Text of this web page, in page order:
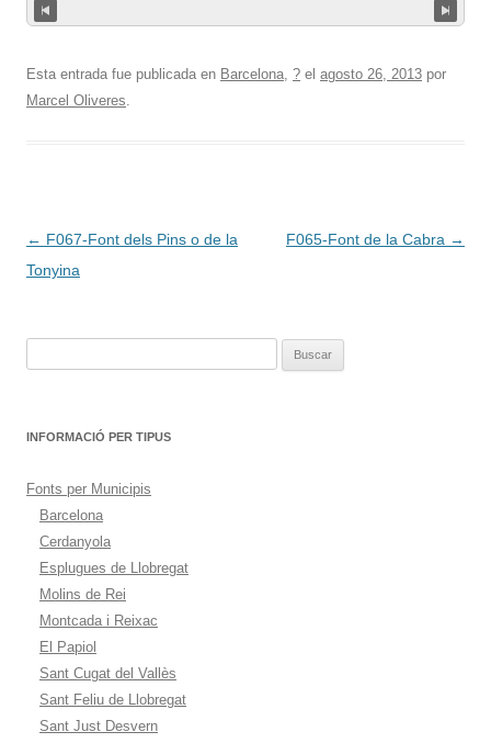
Esta entrada fue publicada en Barcelona, ? el agosto 26, 2013 por
Marcel Oliveres.
Navegación
de
← F067-Font dels Pins o de la
Tonyina
F065-Font de la Cabra →
INFORMACIÓ PER TIPUS
Fonts per Municipis
Barcelona
Cerdanyola
Esplugues de Llobregat
Molins de Rei
Montcada i Reixac
El Papiol
Sant Cugat del Vallès
Sant Feliu de Llobregat
Sant Just Desvern